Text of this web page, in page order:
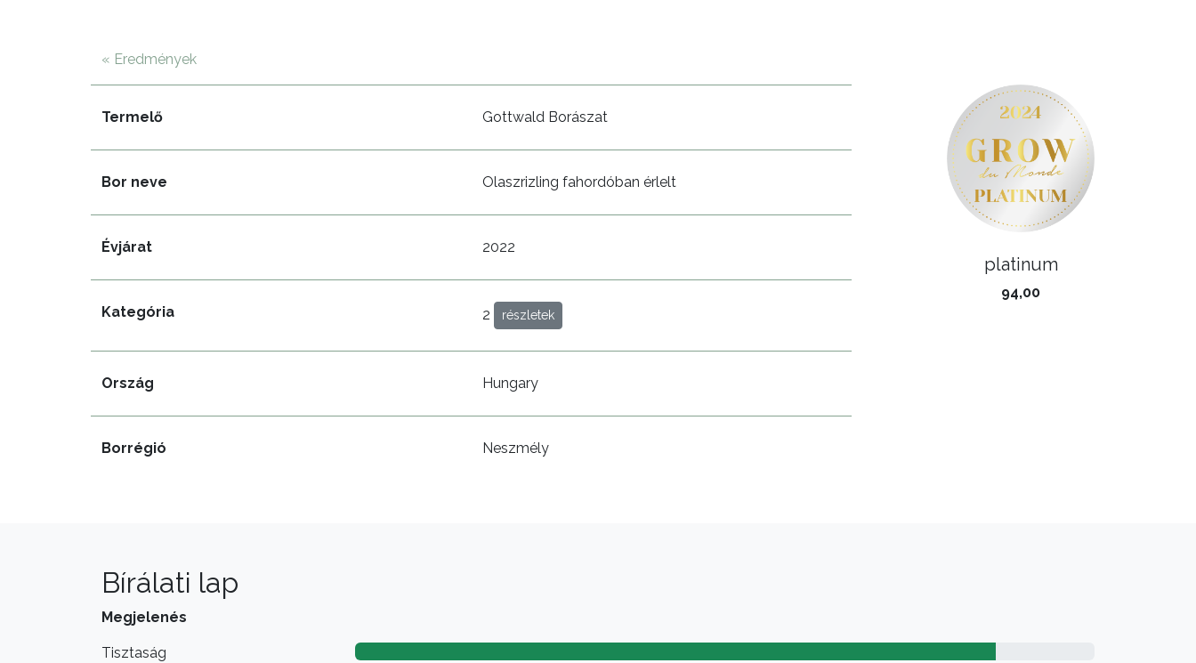
« Eredmények
Termelő Gottwald Borászat
Bor neve Olaszrizling fahordóban érlelt
Évjárat 2022
Kategória 2 részletek
Ország Hungary
Borrégió Neszmély
platinum
94,00
Bírálati lap
Megjelenés
Tisztaság